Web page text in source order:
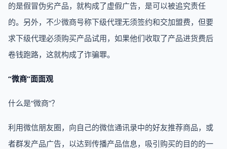
的是假冒伪劣产品，就构成了虚假广告，是可以被追究责任
的。另外，不少微商号称下级代理无须签约和交加盟费，但要
求下级代理必须购买产品试用，如果他们收取了产品进货费后
卷钱跑路，这就构成了诈骗罪。
“微商”面面观
什么是“微商”？
利用微信朋友圈，向自己的微信通讯录中的好友推荐商品，或
者群发产品广告，以达到传播产品信息，吸引购买的目的的一